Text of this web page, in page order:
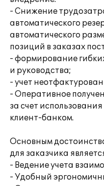
- Снижение
автоматического
автоматического
позиций в заказах
- формирование
и руководства;
- учет
- Оперативное
за счет
клиент-банком.
Основным
для заказчика
- Ведение учета
- Удобный